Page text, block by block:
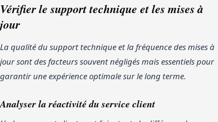
Vérifier le support technique et les mises à
jour
La qualité du support technique et la fréquence des mises à
jour sont des facteurs souvent négligés mais essentiels pour
garantir une expérience optimale sur le long terme.
Analyser la réactivité du service client